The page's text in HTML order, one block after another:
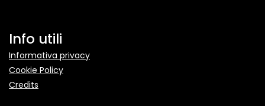
Info utili
Informativa privacy
Cookie Policy
Credits